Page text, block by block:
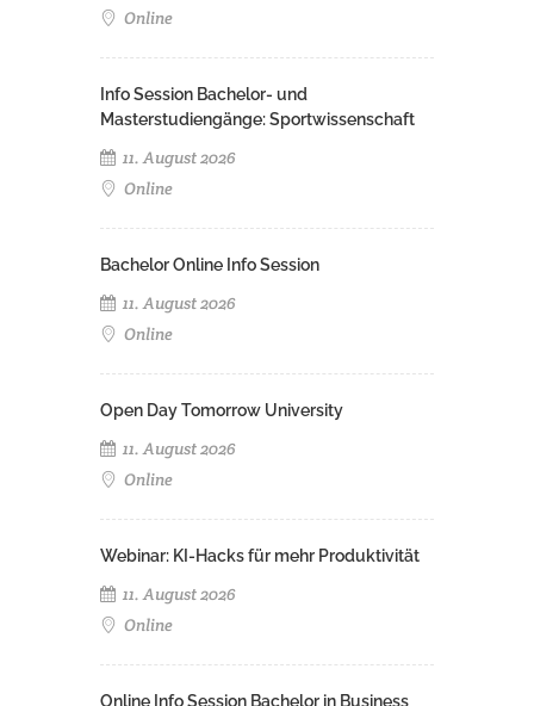
Online
Info Session Bachelor- und
Masterstudiengänge: Sportwissenschaft
11. August 2026
Online
Bachelor Online Info Session
11. August 2026
Online
Open Day Tomorrow University
11. August 2026
Online
Webinar: KI-Hacks für mehr Produktivität
11. August 2026
Online
Online Info Session Bachelor in Business